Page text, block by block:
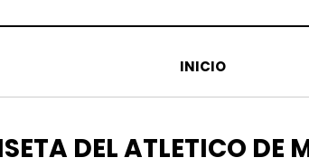
INICIO
DEL ATLETICO DE